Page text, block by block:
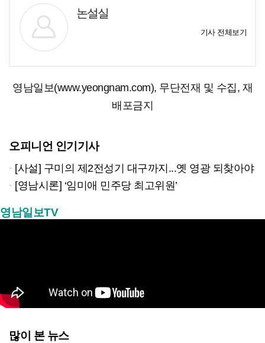
논설실
기사 전체보기
영남일보(www.yeongnam.com), 무단전재 및 수집, 재
배포금지
오피니언 인기기사
[사설] 구미의 제2전성기 대구까지...옛 영광 되찾아야
[영남시론] ‘임미애 민주당 최고위원’
영남일보TV
많이 본 뉴스